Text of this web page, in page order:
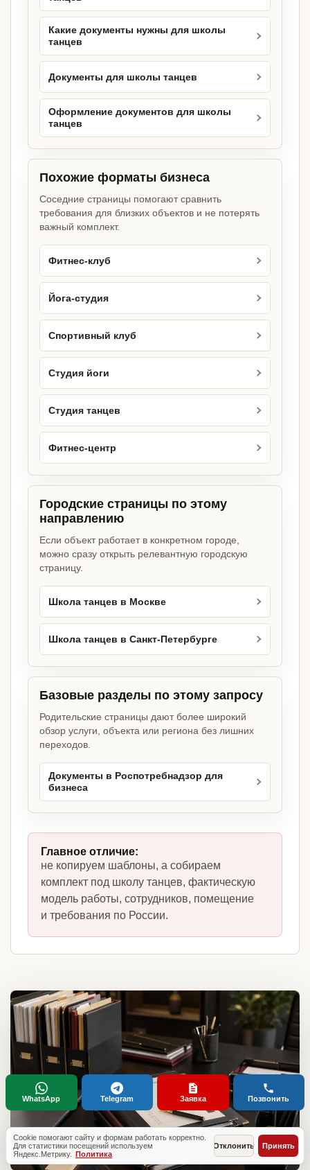
Какие документы нужны для школы
танцев
Документы для школы танцев
Оформление документов для школы
танцев
Похожие форматы бизнеса
Соседние страницы помогают сравнить
требования для близких объектов и не потерять
важный комплект.
Фитнес-клуб
Йога-студия
Спортивный клуб
Студия йоги
Студия танцев
Фитнес-центр
Городские страницы по этому
направлению
Если объект работает в конкретном городе,
можно сразу открыть релевантную городскую
страницу.
Школа танцев в Москве
Школа танцев в Санкт-Петербурге
Базовые разделы по этому запросу
Родительские страницы дают более широкий
обзор услуги, объекта или региона без лишних
переходов.
Документы в Роспотребнадзор для
бизнеса
Главное отличие:
не копируем шаблоны, а собираем
комплект под школу танцев, фактическую
модель работы, сотрудников, помещение
и требования по России.
Cookie помогают сайту и формам работать корректно.
Для статистики посещений используем
Яндекс.Метрику. Политика
Отклонить Принять
WhatsApp Telegram Заявка Позвонить